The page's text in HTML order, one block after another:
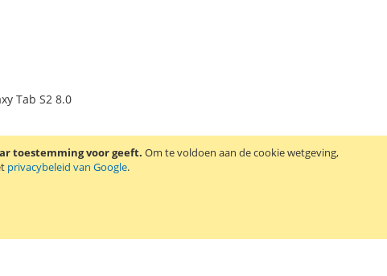
toestemming voor geeft. Om te voldoen aan de cookie wetgeving,
privacybeleid van Google.
Tab S2 8.0